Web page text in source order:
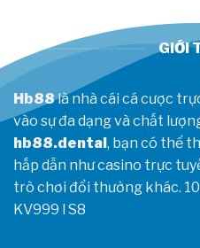
GIỚI
Hb88là nhà cái cá cược
vào sự đa dạng và chất
hb88.dental , bạn có thể
hấp dẫn như casino trực
trò chơi đổi thưởng khác.
KV999 S8